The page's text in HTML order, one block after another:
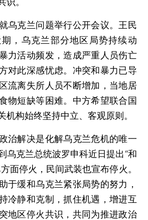
克兰问题举行公开会议。王民
，乌克兰部分地区局势持续动
力活动频发，造成严重人员伤亡
对此深感忧虑。冲突和暴力已导
流离失所人员不断增加，当地居
物短缺等困难。中方希望联合国
机构始终坚持中立、客观原则。
解决是化解乌克兰危机的唯一
乌克兰总统波罗申科近日提出“和
面停火，民间武装也宣布停火。
于缓和乌克兰紧张局势的努力，
冷静和克制，抓住机遇，增进互
地区停火共识，共同为推进政治